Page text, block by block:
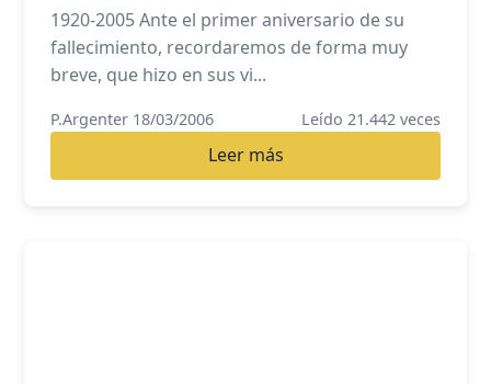
1920-2005 Ante el primer aniversario de su
fallecimiento, recordaremos de forma muy
breve, que hizo en sus vi...
P.Argenter 18/03/2006 Leído 21.442 veces
Leer más